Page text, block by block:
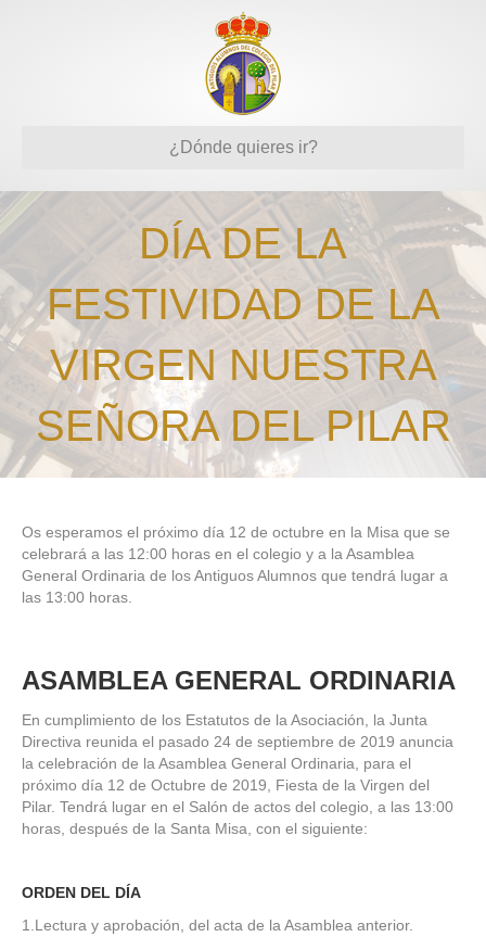
¿Dónde quieres ir?
DÍA DE LA
FESTIVIDAD DE LA
VIRGEN NUESTRA
SEÑORA DEL PILAR
Os esperamos el próximo día 12 de octubre en la Misa que se
celebrará a las 12:00 horas en el colegio y a la Asamblea
General Ordinaria de los Antiguos Alumnos que tendrá lugar a
las 13:00 horas.
ASAMBLEA GENERAL ORDINARIA
En cumplimiento de los Estatutos de la Asociación, la Junta
Directiva reunida el pasado 24 de septiembre de 2019 anuncia
la celebración de la Asamblea General Ordinaria, para el
próximo día 12 de Octubre de 2019, Fiesta de la Virgen del
Pilar. Tendrá lugar en el Salón de actos del colegio, a las 13:00
horas, después de la Santa Misa, con el siguiente:
ORDEN DEL DÍA
1.Lectura y aprobación, del acta de la Asamblea anterior.